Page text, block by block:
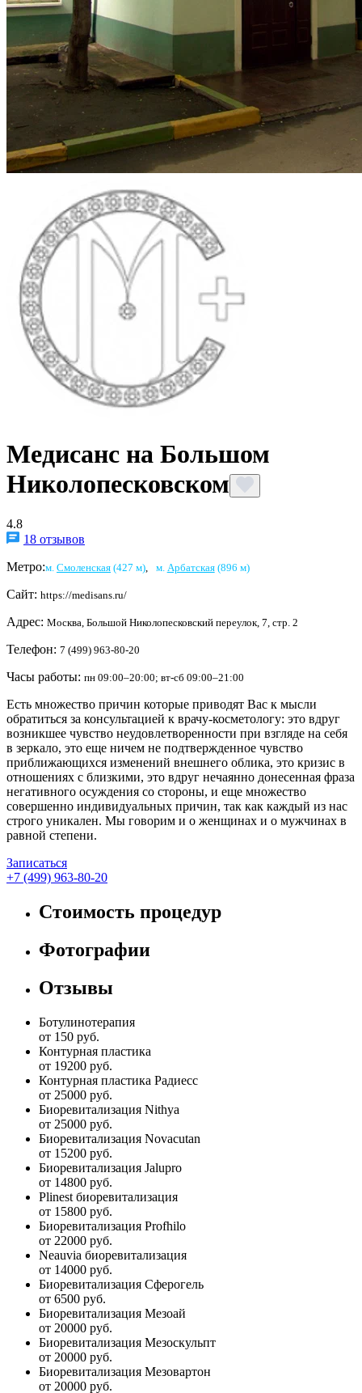
Медисанс на Большом
Николопесковском
4.8
18 отзывов
Метро:м. Смоленская (427 м) м. Арбатская(896 м)
Сайт: https://medisans.ru/
Адрес: Москва, Большой Николопесковский переулок, 7, стр. 2
Телефон: 7 (499) 963-80-20
Часы работы: пн 09:00–20:00; вт-сб 09:00–21:00
Есть множество причин которые приводят Вас к мысли
обратиться за консультацией к врачу-косметологу: это вдруг
возникшее чувство неудовлетворенности при взгляде на себя
в зеркало, это еще ничем не подтвержденное чувство
приближающихся изменений внешнего облика, это кризис в
отношениях с близкими, это вдруг нечаянно донесенная фраза
негативного осуждения со стороны, и еще множество
совершенно индивидуальных причин, так как каждый из нас
строго уникален. Мы говорим и о женщинах и о мужчинах в
равной степени.
Записаться
+7 (499) 963-80-20
Стоимость процедур
Фотографии
Отзывы
Ботулинотерапия
от 150 руб.
Контурная пластика
от 19200 руб.
Контурная пластика Радиесс
от 25000 руб.
Биоревитализация Nithya
от 25000 руб.
Биоревитализация Novacutan
от 15200 руб.
Биоревитализация Jalupro
от 14800 руб.
Plinest биоревитализация
от 15800 руб.
Биоревитализация Profhilo
от 22000 руб.
Neauvia биоревитализация
от 14000 руб.
Биоревитализация Сферогель
от 6500 руб.
Биоревитализация Мезоай
от 20000 руб.
Биоревитализация Мезоскульпт
от 20000 руб.
Биоревитализация Мезовартон
от 20000 руб.